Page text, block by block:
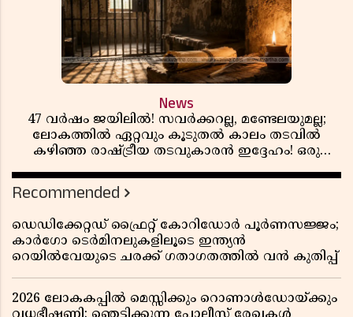
News
47 വർഷം ജയിലിൽ! സവർക്കറല്ല, മണ്ടേലയുമല്ല;
ലോകത്തിൽ ഏറ്റവും കൂടുതൽ കാലം തടവിൽ
കഴിഞ്ഞ രാഷ്ട്രീയ തടവുകാരൻ ഇദ്ദേഹം! ഒരു
Recommended
ഡെഡിക്കേറ്റഡ് ഫ്രൈറ്റ് കോറിഡോർ പൂർണസജ്ജം;
കാർഗോ ടെർമിനലുകളിലൂടെ ഇന്ത്യൻ
റെയിൽവേയുടെ ചരക്ക് ഗതാഗതത്തിൽ വൻ കുതിപ്പ്
2026 ലോകകപ്പിൽ മെസ്സിക്കും റൊണാൾഡോയ്ക്കും